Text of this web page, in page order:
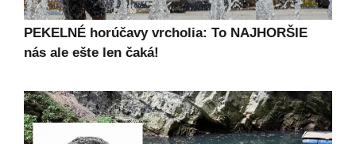
PEKELNÉ horúčavy vrcholia: To NAJHORŠIE
nás ale ešte len čaká!